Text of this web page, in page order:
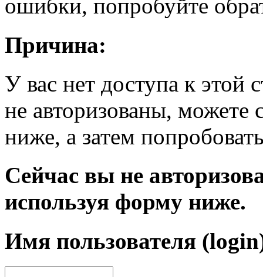
ошибки, попробуйте
Причина:
У вас нет доступа к
не авторизованы, можете
ниже, а затем
Сейчас вы не
используя форму ниже.
Имя пользователя